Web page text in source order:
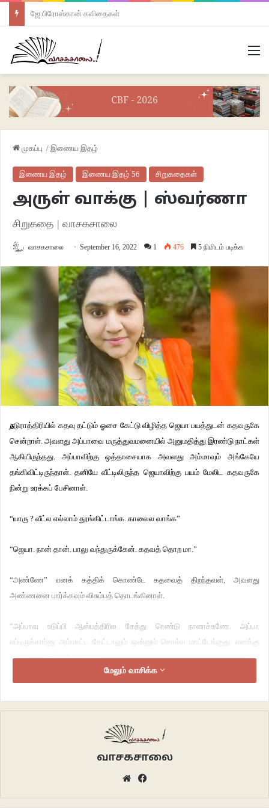
ஜே.பிரோஸ்கான் கவிதைகள்
முகப்பு / இணைய இதழ்
இணைய இதழ் இணைய இதழ் 56 சிறுகதைகள்
அருள் வாக்கு | ஸ்வர்ணா
சிறுகதை | வாசகசாலை
வாசகசாலை September 16, 2022 1 476 5 நிமிடம் படிக்க
நடுராத்திரியில் கதவு தட்டும் ஓசை கேட்டு விழித்த ஜெயா பயத்துடன் கதவருகே
சென்றாள். அவளது அப்பாவை மருத்துவமனையில் அனுமதித்து இரண்டு நாட்கள்
ஆகியிருந்தது. அப்பாவிற்கு ஒத்தாசையாக அவளது அம்மாவும் அங்கேயே
தங்கிவிட்டிருந்தாள். தனியே வீட்டிலிருந்த ஜெயாவிற்கு பயம் மேலிட கதவருகே
நின்று உரக்கப் பேசினாள்.
“யாரு ? வீட்ல எல்லாம் தூங்கிட்டாங்க. காலைல வாங்க”
“ஜெயா. நான் தான். பாலு வந்துருக்கேன். கதவத் தொற மா.”
“அண்ணே” எனக் கத்திக் கொண்டே கதவைத் திறந்தவள், அவளது
அண்ணனை பார்க்கவும் விசும்பத் தொடங்கினாள்.
“அப்பாவ உடுப்பி ஆஸ்பத்திரில சேத்து ரெண்டு நாளாச்சுணே. அப்பா
எப்டிருக்கார்னு அம்மாட்ட கேட்டாலும் ஒன்னும் சொல்ல மாட்டேங்குது. எனக்கு
ரொம்ப பயமா இருக்குணே .”
உள்ளே கூட்டி வந்து அமர்த்தி, ஆசுவாசப் படுத்தினான்.
“ஜெயா. ரெண்டு நாள் முன்ன அம்மா குடுத்த தந்தி வந்தது, அப்பா சீரியஸ்னு.
“தெரியலண்ணே. நாலு நாளா பள்ளிக்கூடம் போகல. லீவ் போட்டு வீட்லயேதான்
மேலும் வாசிக்க
வாசகசாலை
Website